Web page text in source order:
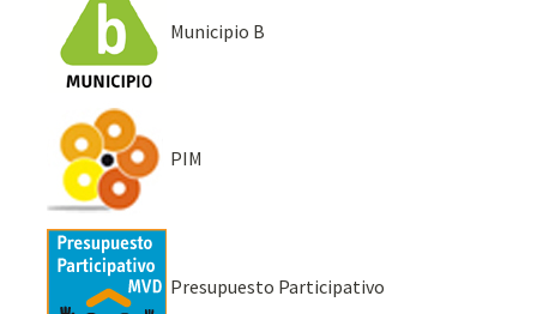
Municipio B
PIM
Presupuesto Participativo